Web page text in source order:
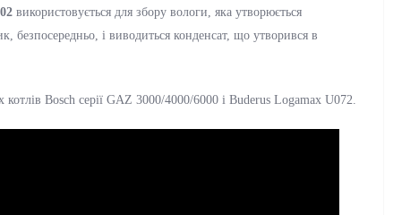
використовується для збору вологи, яка утворюється
безпосередньо, і виводиться конденсат, що утворився в
котлів Bosch серії GAZ 3000/4000/6000 і Buderus Logamax U072.